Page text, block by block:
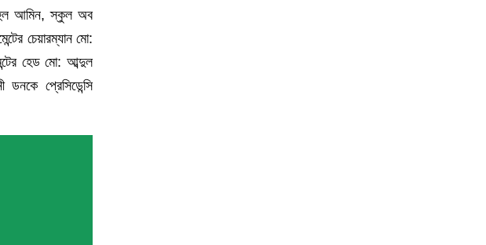
আমিন, স্কুল অব
চেয়ারম্যান মো:
হেড মো: আব্দুল
প্রেসিডেন্সি